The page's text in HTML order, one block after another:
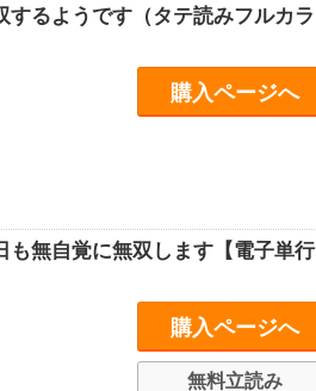
るようです（タテ読みフルカラ
購入ページへ
も無自覚に無双します【電子単行
購入ページへ
無料立読み